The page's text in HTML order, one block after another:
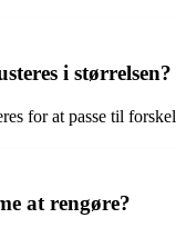
i størrelsen?
for at passe til
at rengøre?